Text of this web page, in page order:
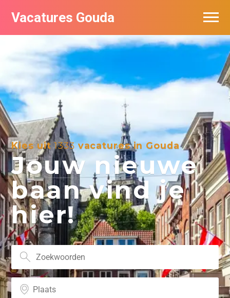
Vacatures Gouda
Kies uit1333vacatures in Gouda
Jouw nieuwe
baan vind je
hier!
Vacatures per bedrijf in Gouda
De populairste vacatures in Gouda